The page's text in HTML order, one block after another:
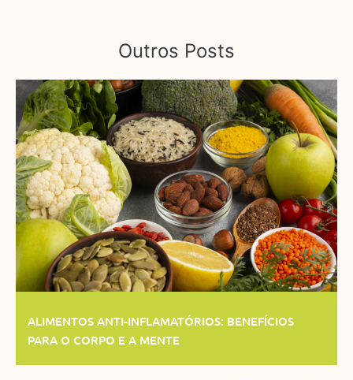
Outros Posts
ALIMENTOS ANTI-INFLAMATÓRIOS: BENEFÍCIOS
PARA O CORPO E A MENTE